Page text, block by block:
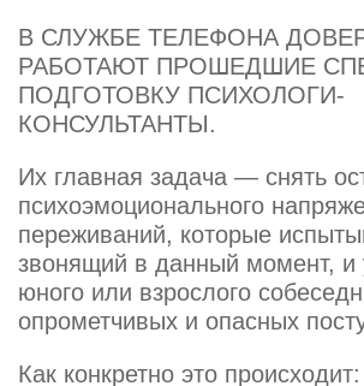
В СЛУЖБЕ ТЕЛЕФОНА
РАБОТАЮТ ПРОШЕДШИЕ
ПОДГОТОВКУ ПСИХОЛОГИ-
КОНСУЛЬТАНТЫ.
Их главная задача — снять
психоэмоционального
переживаний, которые
звонящий в данный момент, и
юного или взрослого
опрометчивых и опасных
Как конкретно это происходит: